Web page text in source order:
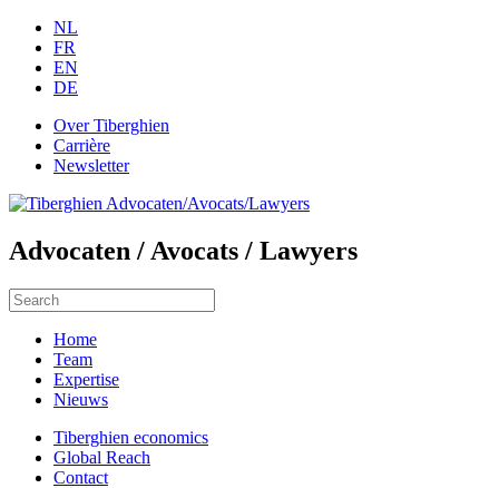
NL
FR
EN
DE
Over Tiberghien
Carrière
Newsletter
Advocaten / Avocats / Lawyers
Home
Team
Expertise
Nieuws
Tiberghien economics
Global Reach
Contact